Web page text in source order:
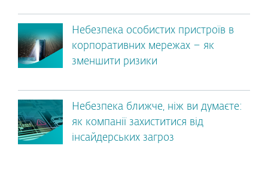
Небезпека особистих пристроїв в
корпоративних мережах – як
зменшити ризики
Небезпека ближче, ніж ви думаєте:
як компанії захиститися від
інсайдерських загроз